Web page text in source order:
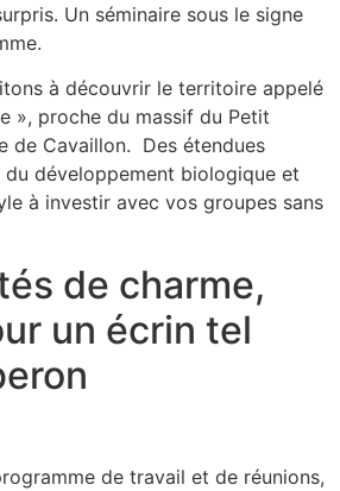
Un séminaire sous le signe
à découvrir le territoire appelé
», proche du massif du Petit
de Cavaillon. Des étendues
développement biologique et
à investir avec vos groupes sans
de charme,
un écrin tel
de travail et de réunions,